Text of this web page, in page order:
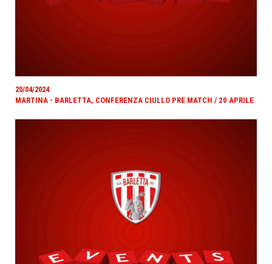
20/04/2024
MARTINA - BARLETTA, CONFERENZA CIULLO PRE MATCH / 20 APRILE